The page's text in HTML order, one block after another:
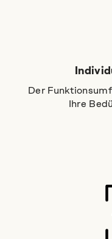
Der
Ihre